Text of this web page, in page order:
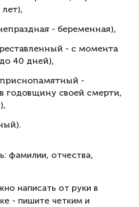
- беременная),
- с момента
40 дней),
-
годовщину своей смерти,
фамилии, отчества,
написать от руки в
- пишите четким и